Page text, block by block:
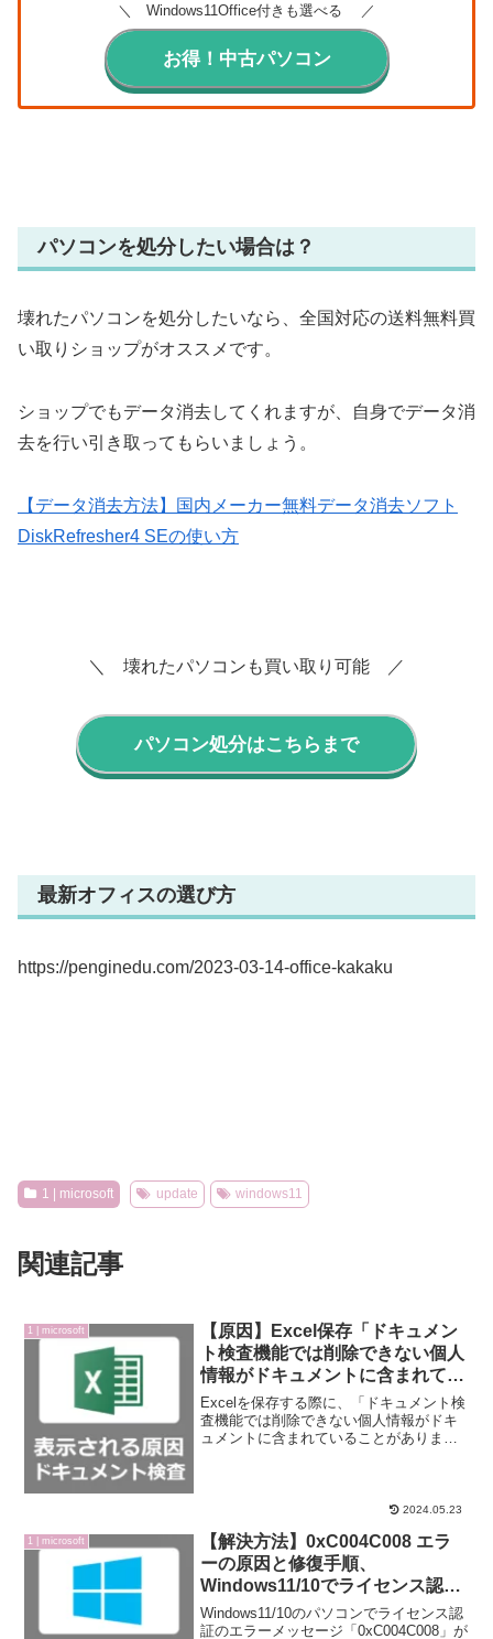
＼ Windows11Office付きも選べる ／
お得！中古パソコン
パソコンを処分したい場合は？
壊れたパソコンを処分したいなら、全国対応の送料無料買
い取りショップがオススメです。
ショップでもデータ消去してくれますが、自身でデータ消
去を行い引き取ってもらいましょう。
【データ消去方法】国内メーカー無料データ消去ソフト
DiskRefresher4 SEの使い方
＼ 壊れたパソコンも買い取り可能 ／
パソコン処分はこちらまで
最新オフィスの選び方
https://penginedu.com/2023-03-14-office-kakaku
1 | microsoft update windows11
関連記事
1 | microsoft
【原因】Excel保存「ドキュメン
ト検査機能では削除できない個人
情報がドキュメントに含まれてい
ることがありますので、ご注意く
ださい。」が表示される意味
【VBA】
Excelを保存する際に、「ドキュメント検
査機能では削除できない個人情報がドキ
ュメントに含まれていることがあります
2024.05.23
1 | microsoft
【解決方法】0xC004C008 エラ
ーの原因と修復手順、
Windows11/10でライセンス認証
できない対処手順【エラーコー
ド】
Windows11/10のパソコンでライセンス認
証のエラーメッセージ「0xC004C008」が